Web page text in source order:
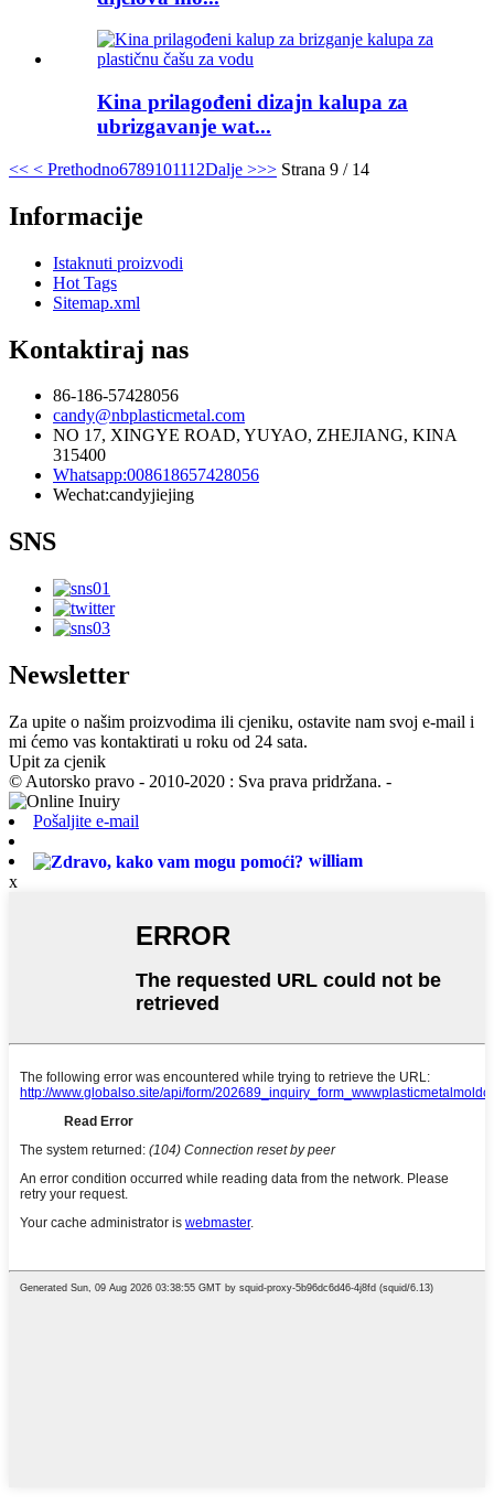
Kina prilagođeni dizajn kalupa za
ubrizgavanje wat...
<< < Prethodno6789101112Dalje >>> Strana 9 / 14
Informacije
Istaknuti proizvodi
Hot Tags
Sitemap.xml
Kontaktiraj nas
86-186-57428056
candy@nbplasticmetal.com
NO 17, XINGYE ROAD, YUYAO, ZHEJIANG, KINA
315400
Whatsapp:008618657428056
Wechat:candyjiejing
SNS
Newsletter
Za upite o našim proizvodima ili cjeniku, ostavite nam svoj e-mail i
mi ćemo vas kontaktirati u roku od 24 sata.
Upit za cjenik
© Autorsko pravo - 2010-2020 : Sva prava pridržana. -
Pošaljite e-mail
william
x